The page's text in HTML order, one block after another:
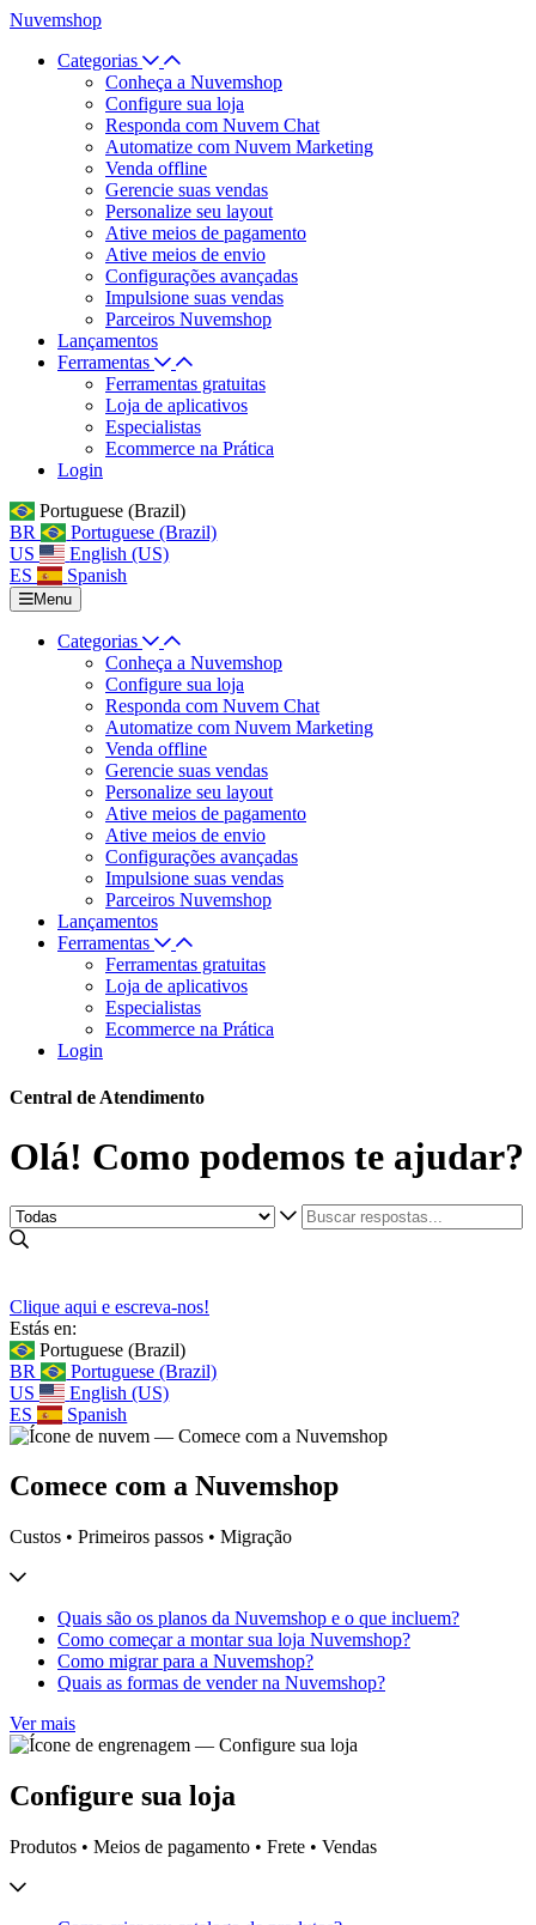
Nuvemshop
Categorias
Conheça a Nuvemshop
Configure sua loja
Responda com Nuvem Chat
Automatize com Nuvem Marketing
Venda offline
Gerencie suas vendas
Personalize seu layout
Ative meios de pagamento
Ative meios de envio
Configurações avançadas
Impulsione suas vendas
Parceiros Nuvemshop
Lançamentos
Ferramentas
Ferramentas gratuitas
Loja de aplicativos
Especialistas
Ecommerce na Prática
Login
Portuguese (Brazil)
BR
Portuguese (Brazil)
US
English (US)
ES
Spanish
Menu
Categorias
Conheça a Nuvemshop
Configure sua loja
Responda com Nuvem Chat
Automatize com Nuvem Marketing
Venda offline
Gerencie suas vendas
Personalize seu layout
Ative meios de pagamento
Ative meios de envio
Configurações avançadas
Impulsione suas vendas
Parceiros Nuvemshop
Lançamentos
Ferramentas
Ferramentas gratuitas
Loja de aplicativos
Especialistas
Ecommerce na Prática
Login
Central de Atendimento
Olá! Como podemos te ajudar?
Clique aqui e escreva-nos!
Estás en:
Portuguese (Brazil)
BR
Portuguese (Brazil)
US
English (US)
ES
Spanish
Comece com a Nuvemshop
Custos • Primeiros passos • Migração
Quais são os planos da Nuvemshop e o que incluem?
Como começar a montar sua loja Nuvemshop?
Como migrar para a Nuvemshop?
Quais as formas de vender na Nuvemshop?
Ver mais
Configure sua loja
Produtos • Meios de pagamento • Frete • Vendas